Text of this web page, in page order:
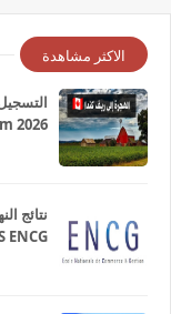
الاكثر مشاهدة
2026
ENCG